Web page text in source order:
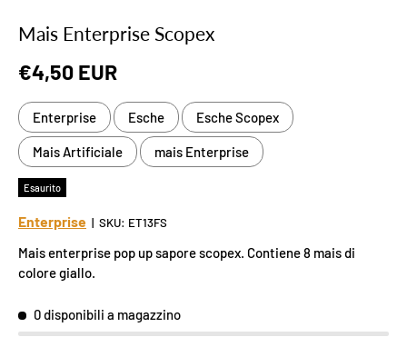
Mais Enterprise Scopex
Prezzo normale
€4,50 EUR
Enterprise Esche Esche Scopex
Mais Artificiale mais Enterprise
Esaurito
Enterprise | SKU: ET13FS
Mais enterprise pop up sapore scopex. Contiene 8 mais di
colore giallo.
0 disponibili a magazzino